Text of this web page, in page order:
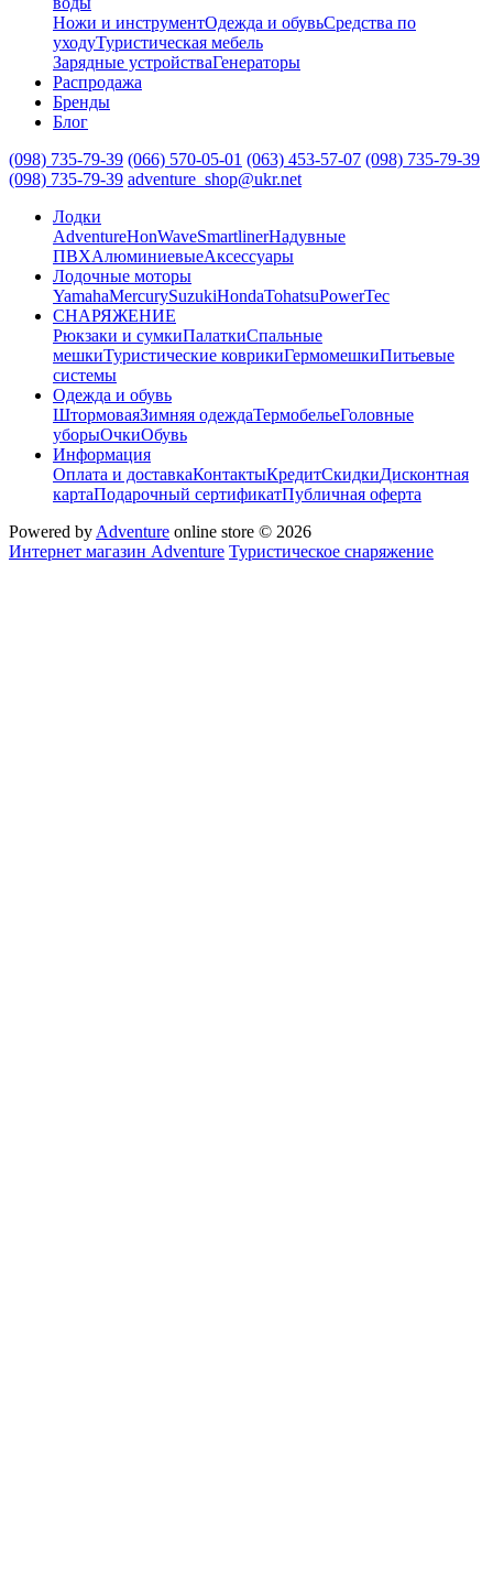
Ножи и инструментОдежда и обувьСредства по
уходуТуристическая мебель
Зарядные устройстваГенераторы
Распродажа
Бренды
Блог
(098) 735-79-39 (066) 570-05-01 (063) 453-57-07 (098) 735-79-39
(098) 735-79-39 adventure_shop@ukr.net
Лодки
AdventureHonWaveSmartlinerНадувные
ПВХАлюминиевыеАксессуары
Лодочные моторы
YamahaMercurySuzukiHondaTohatsuPowerTec
СНАРЯЖЕНИЕ
Рюкзаки и сумкиПалаткиСпальные
мешкиТуристические коврикиГермомешкиПитьевые
системы
Одежда и обувь
ШтормоваяЗимняя одеждаТермобельеГоловные
уборыОчкиОбувь
Информация
Оплата и доставкаКонтактыКредитСкидкиДисконтная
картаПодарочный сертификатПубличная оферта
Powered by Adventure online store © 2026
Интернет магазин Adventure Туристическое снаряжение